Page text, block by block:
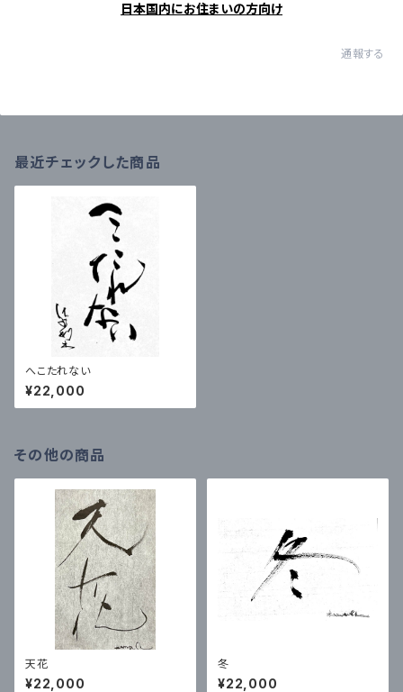
日本国内にお住まいの方向け
通報する
最近チェックした商品
へこたれない
¥22,000
その他の商品
天花
¥22,000
冬
¥22,000